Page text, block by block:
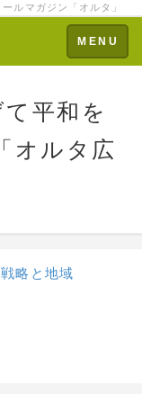
ガジン「オルタ」
Toggle
navigation
MENU
平和を
オルタ広
略と地域